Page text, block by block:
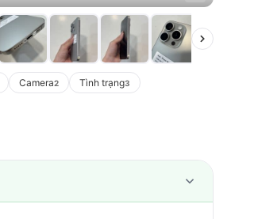
Camera2 Tình trạng3